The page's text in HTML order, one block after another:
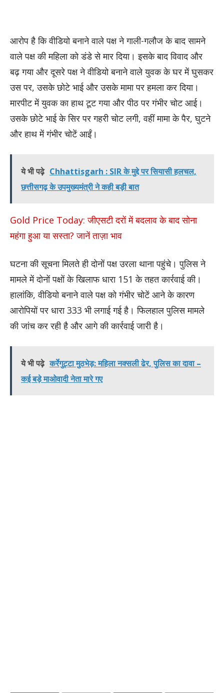
आरोप है कि वीडियो बनाने वाले पक्ष ने गाली-गलौज के बाद सामने
वाले पक्ष की महिला को डंडे से मार दिया। इसके बाद विवाद और
बढ़ गया और दूसरे पक्ष ने वीडियो बनाने वाले युवक के घर में घुसकर
उस पर, उसके छोटे भाई और उसके मामा पर हमला कर दिया।
मारपीट में युवक का हाथ टूट गया और पीठ पर गंभीर चोट आई।
उसके छोटे भाई के सिर पर गहरी चोट लगी, वहीं मामा के पैर, घुटने
और हाथ में गंभीर चोटें आईं।
ये भी पढ़े Chhattisgarh : SIR के मुद्दे पर सियासी हलचल,
छत्तीसगढ़ के उपमुख्यमंत्री ने कही बड़ी बात
Gold Price Today: जीएसटी दरों में बदलाव के बाद सोना
महंगा हुआ या सस्ता? जानें ताज़ा भाव
घटना की सूचना मिलते ही दोनों पक्ष उरला थाना पहुंचे। पुलिस ने
मामले में दोनों पक्षों के खिलाफ धारा 151 के तहत कार्रवाई की।
हालांकि, वीडियो बनाने वाले पक्ष को गंभीर चोटें आने के कारण
आरोपियों पर धारा 333 भी लगाई गई है। फिलहाल पुलिस मामले
की जांच कर रही है और आगे की कार्रवाई जारी है।
ये भी पढ़े कर्रेगुट्टा मुठभेड़: महिला नक्सली ढेर, पुलिस का दावा –
कई बड़े माओवादी नेता मारे गए